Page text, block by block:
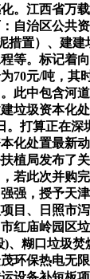
。江西省万
自治区公共
措置）、建
等。标记着
70元/吨，其
此中包含河
垃圾资本化
。打算正在
化处置最新
植局发布了
若此次并购
强，授予天
目、日照市
红庙岭园区
)、糊口垃圾
环保热电无